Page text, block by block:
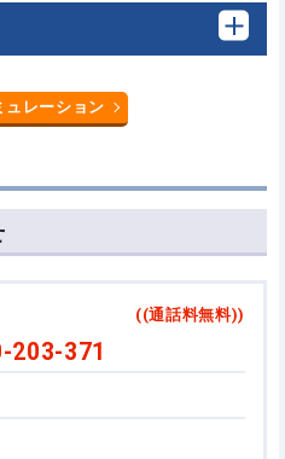
ュレーション
((通話料無料))
203-371